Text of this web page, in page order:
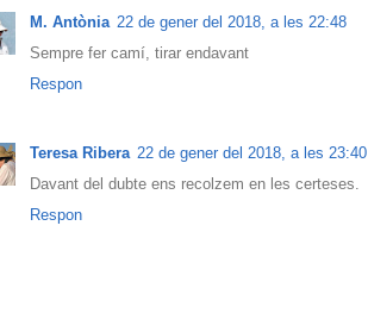
M. Antònia 22 de gener del 2018, a les 22:48
Sempre fer camí, tirar endavant
Respon
Teresa Ribera 22 de gener del 2018, a les 23:40
Davant del dubte ens recolzem en les certeses.
Respon